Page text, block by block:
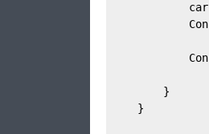
        }
    }